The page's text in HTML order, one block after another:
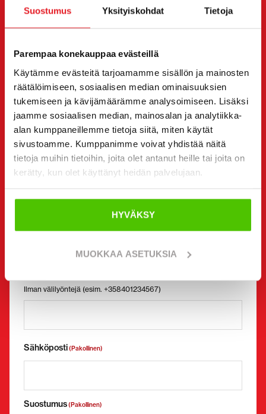
Suostumus Yksityiskohdat Tietoja
Parempaa konekauppaa evästeillä
Käytämme evästeitä tarjoamamme sisällön ja mainosten
räätälöimiseen, sosiaalisen median ominaisuuksien
tukemiseen ja kävijämäärämme analysoimiseen. Lisäksi
jaamme sosiaalisen median, mainosalan ja analytiikka-
alan kumppaneillemme tietoja siitä, miten käytät
sivustoamme. Kumppanimme voivat yhdistää näitä
tietoja muihin tietoihin, joita olet antanut heille tai joita on
kerätty, kun olet käyttänyt heidän palvelujaan.
HYVÄKSY
MUOKKAA ASETUKSIA
alta.
Haluan
Ostaa
Vuokrata
Kysyä lisätietoja
Yhteystiedot (Pakollinen)
Etunimi * Sukunimi *
Y-tunnus
Ilman välilyöntejä (esim. +358401234567)
Sähköposti(Pakollinen)
Suostumus(Pakollinen)